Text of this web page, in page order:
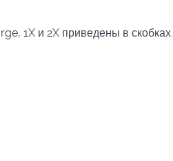
1X и 2X приведены в скобках.